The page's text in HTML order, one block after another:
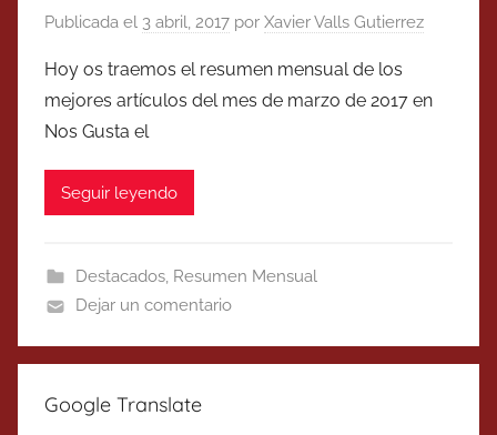
Publicada el 3 abril, 2017 por Xavier Valls Gutierrez
Hoy os traemos el resumen mensual de los
mejores artículos del mes de marzo de 2017 en
Nos Gusta el
Seguir leyendo
Destacados, Resumen Mensual
Dejar un comentario
Google Translate